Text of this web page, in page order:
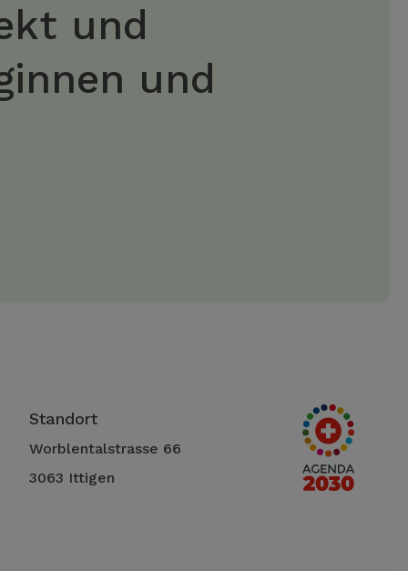
und
und
Standort
Worblentalstrasse 66
3063 Ittigen